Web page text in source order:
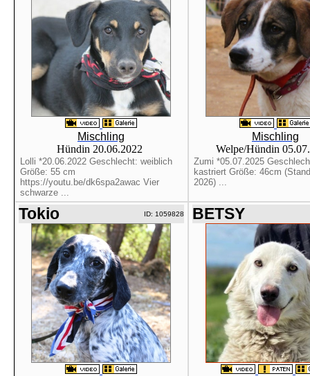
Mischling
Hündin 20.06.2022
Lolli *20.06.2022 Geschlecht: weiblich
Größe: 55 cm
https://youtu.be/dk6spa2awac Vier
schwarze ...
Mischling
Welpe/Hündin
Zumi *05.07.2025
kastriert Größe: 46cm
2026) ...
Tokio ID: 1059828 BETSY